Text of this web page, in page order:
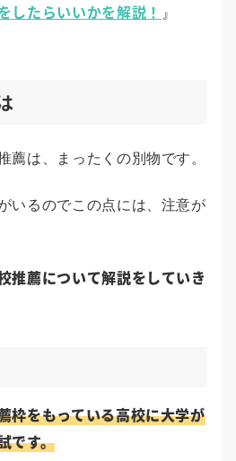
したらいいかを解説！ 』
薦は、まったくの別物です。
いるのでこの点には、注意が
推薦について解説をしていき
枠をもっている高校に大学が
です。